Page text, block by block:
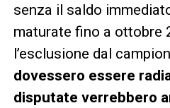
senza il saldo
maturate fino a ottobre
l’esclusione dal
dovessero essere
disputate verrebbero